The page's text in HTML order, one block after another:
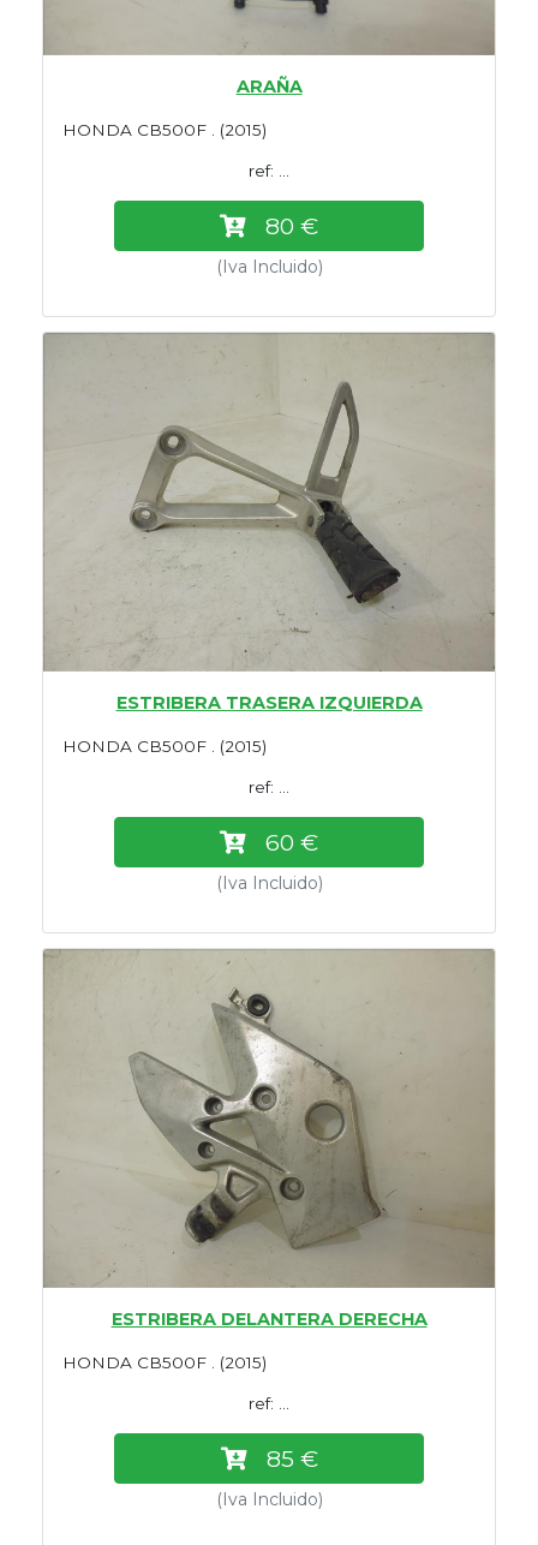
ARAÑA
HONDA CB500F . (2015)
ref: ...
80 €
(Iva Incluido)
ESTRIBERA TRASERA IZQUIERDA
HONDA CB500F . (2015)
ref: ...
60 €
(Iva Incluido)
ESTRIBERA DELANTERA DERECHA
HONDA CB500F . (2015)
ref: ...
85 €
(Iva Incluido)